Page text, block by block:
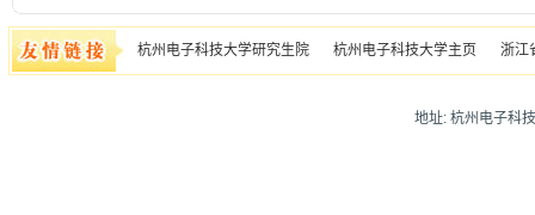
杭州电子科技大学研究生院 杭州电子科技大学主页 浙江
地址: 杭州电子科